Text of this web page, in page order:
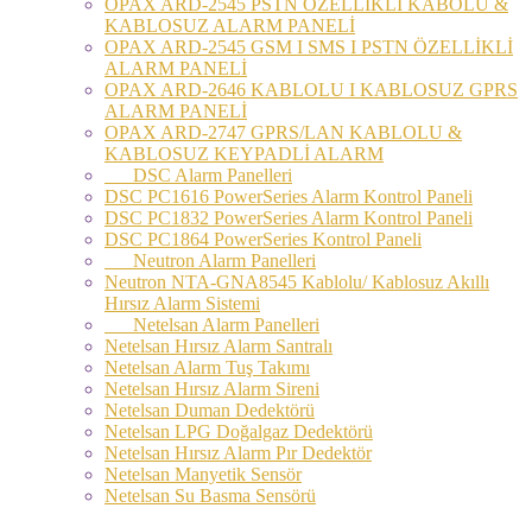
KABLOSUZ ALARM PANELİ
OPAX ARD-2545 GSM I SMS I PSTN ÖZELLİKLİ
ALARM PANELİ
OPAX ARD-2646 KABLOLU I KABLOSUZ GPRS
ALARM PANELİ
OPAX ARD-2747 GPRS/LAN KABLOLU &
KABLOSUZ KEYPADLİ ALARM
DSC Alarm Panelleri
DSC PC1616 PowerSeries Alarm Kontrol Paneli
DSC PC1832 PowerSeries Alarm Kontrol Paneli
DSC PC1864 PowerSeries Kontrol Paneli
Neutron Alarm Panelleri
Neutron NTA-GNA8545 Kablolu/ Kablosuz Akıllı
Hırsız Alarm Sistemi
Netelsan Alarm Panelleri
Netelsan Hırsız Alarm Santralı
Netelsan Alarm Tuş Takımı
Netelsan Hırsız Alarm Sireni
Netelsan Duman Dedektörü
Netelsan LPG Doğalgaz Dedektörü
Netelsan Hırsız Alarm Pır Dedektör
Netelsan Manyetik Sensör
Netelsan Su Basma Sensörü